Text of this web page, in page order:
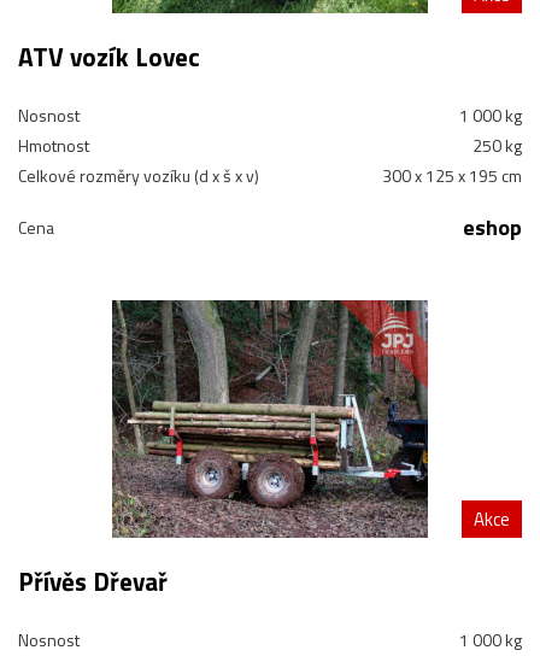
ATV vozík Lovec
Nosnost
1 000 kg
Hmotnost
250 kg
Celkové rozměry vozíku (d x š x v)
300 x 125 x 195 cm
Cena eshop
Akce
Přívěs Dřevař
Nosnost
1 000 kg